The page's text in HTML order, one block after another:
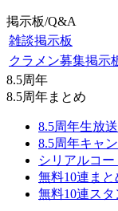
掲示板/Q&A
雑談掲示板
クラメン募集掲示
8.5周年
8.5周年まとめ
8.5周年生放
8.5周年キャ
シリアルコー
無料10連まと
無料10連スタ